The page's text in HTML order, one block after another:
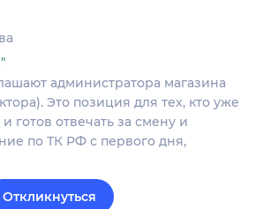
администратора магазина
Это позиция для тех, кто уже
готов отвечать за смену и
по ТК РФ с первого дня,
Откликнуться